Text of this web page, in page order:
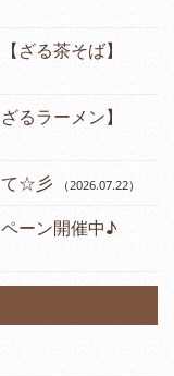
ざる茶そば】
るラーメン】
て☆彡 （2026.07.22）
ーン開催中♪